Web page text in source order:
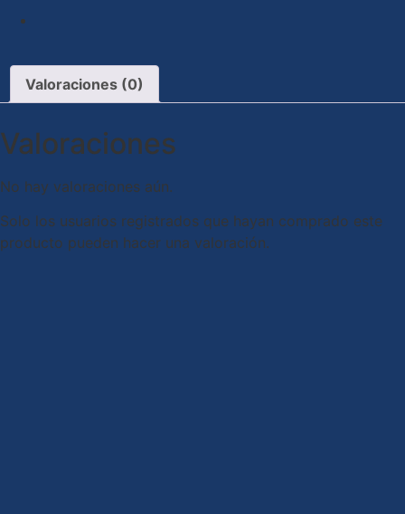
Valoraciones (0)
Valoraciones
No hay valoraciones aún.
Solo los usuarios registrados que hayan comprado este
producto pueden hacer una valoración.